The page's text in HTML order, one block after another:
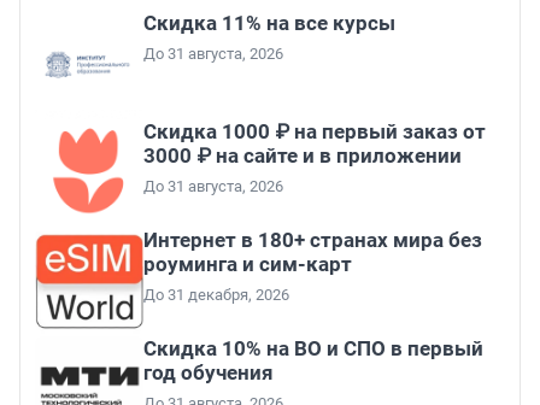
Скидка 11% на все курсы
До 31 августа, 2026
Скидка 1000 ₽ на первый заказ от
3000 ₽ на сайте и в приложении
До 31 августа, 2026
Интернет в 180+ странах мира без
роуминга и сим-карт
До 31 декабря, 2026
Скидка 10% на ВО и СПО в первый
год обучения